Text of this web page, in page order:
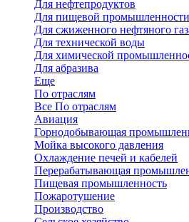
Для нефтепродуктов
Для пищевой промышленности
Для сжиженного нефтяного
Для технической воды
Для химической
Для абразива
Еще
По отраслям
Все По отраслям
Авиация
Горнодобывающая
Мойка высокого давления
Охлаждение печей и кабелей
Перерабатывающая
Пищевая промышленность
Пожаротушение
Производство